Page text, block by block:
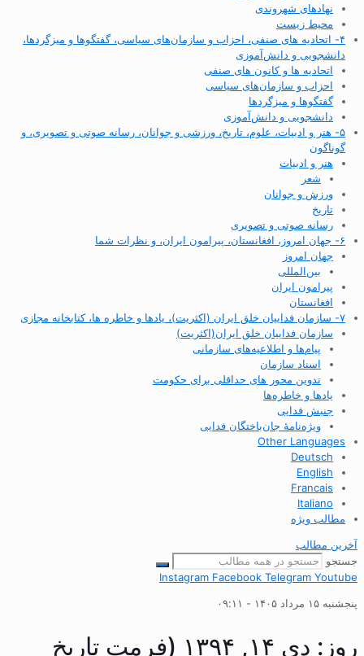
نهادهای شهروندی
محیط زیست
۴- اتحادیه های صنفی، احزاب و سازمان‌های سیاسی، گفتگوها و میزگردها،
دانشجویی و دانش‌آموزی
اتحادیه ها و کانون های صنفی
احزاب و سازمان‌های سیاسی
گفتگوها و میزگردها
دانشجویی و دانش‌آموزی
۵- هنر و ادبیات، علوم، تاریخ، ورزشی و جوانان، رسانه صوتی و تصویری، و
گوناگون
هنر و ادبیات
شعر
ورزش و جوانان
تاریخ
رسانه صوتی و تصویری
۶- جهان امروز، افغانستان، پیرامون ایران، و نظرات شما
جهان امروز
بین‌المللی
پیرامون ایران
افغانستان
۷- سازمان فداییان خلق ایران (اکثریت)، یادها و خاطره ها، کتابخانه مجازی
سازمان فداییان خلق ایران(اکثریت)
پیام‌ها و اطلاعیه‌های سازمانی
اسناد سازمان
تدوین محور های حداقلی برای حکومت
یادها و خاطره‌ها
جنبش فدایی
ویژه‌نامهٔ جان‌باختگان فدایی
Other Languages
Deutsch
English
Francais
Italiano
مطالب ویژه
آخرین مطالب
جستجو
Instagram Facebook Telegram Youtube
پنجشنبه ۱۵ مرداد ۱۴۰۵ - ۰۹:۱۱
روز: دی ۱۴, ۱۳۹۴ (فرمت تاریخ